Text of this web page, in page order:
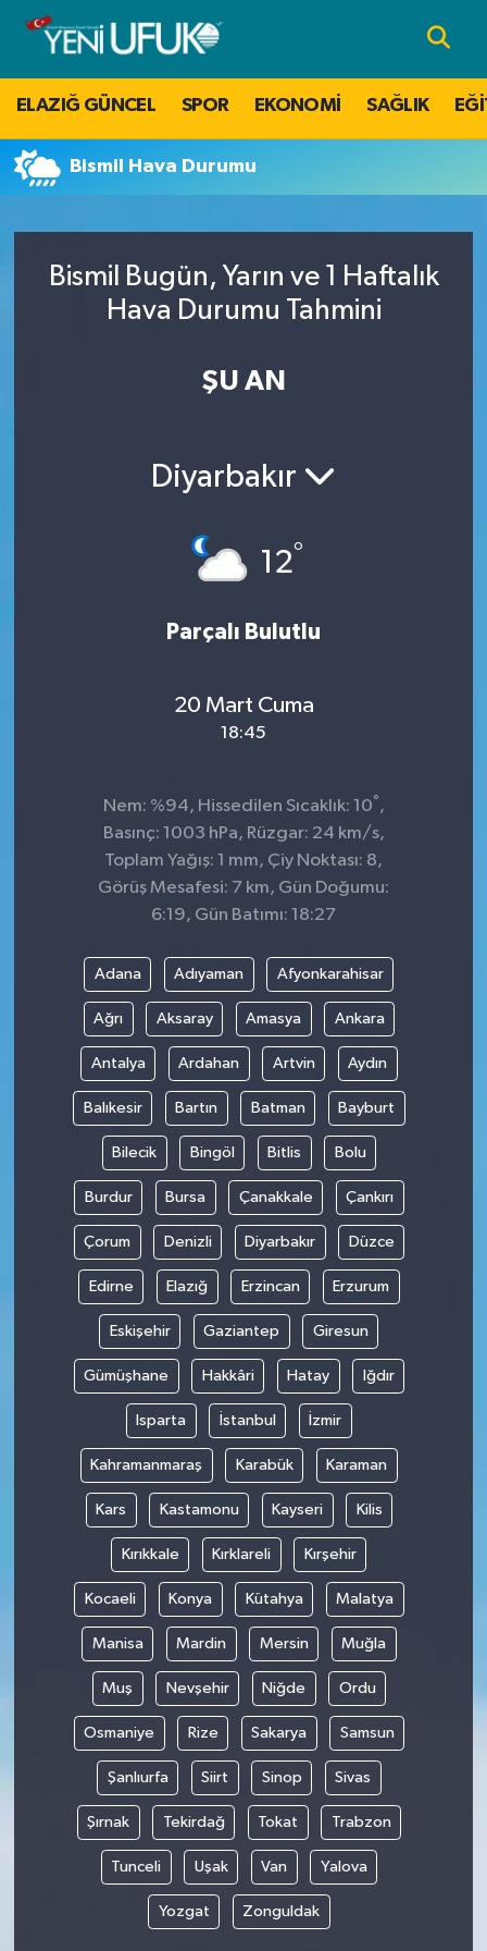
ELAZIĞ GÜNCEL SPOR EKONOMİ SAĞLIK
Bismil Hava Durumu
Bismil Bugün, Yarın ve 1 Haftalık
Hava Durumu Tahmini
ŞU AN
Diyarbakır
12°
Parçalı Bulutlu
20 Mart Cuma
18:45
Nem: %94, Hissedilen Sıcaklık: 10° ,
Basınç: 1003 hPa, Rüzgar: 24 km/s,
Toplam Yağış: 1 mm, Çiy Noktası: 8,
Görüş Mesafesi: 7 km, Gün Doğumu:
6:19, Gün Batımı: 18:27
Adana Adıyaman Afyonkarahisar
Ağrı Aksaray Amasya Ankara
Antalya Ardahan Artvin Aydın
Balıkesir Bartın Batman Bayburt
Bilecik Bingöl Bitlis Bolu
Burdur Bursa Çanakkale Çankırı
Çorum Denizli Diyarbakır Düzce
Edirne Elazığ Erzincan Erzurum
Eskişehir Gaziantep Giresun
Gümüşhane Hakkâri Hatay Iğdır
Isparta İstanbul İzmir
Kahramanmaraş Karabük Karaman
Kars Kastamonu Kayseri Kilis
Kırıkkale Kırklareli Kırşehir
Kocaeli Konya Kütahya Malatya
Manisa Mardin Mersin Muğla
Muş Nevşehir Niğde Ordu
Osmaniye Rize Sakarya Samsun
Şanlıurfa Siirt Sinop Sivas
Şırnak Tekirdağ Tokat Trabzon
Tunceli Uşak Van Yalova
Yozgat Zonguldak
Nöbetçi Eczaneler
Hava Durumu
Namaz Vakitleri
Süper Lig Puan Durumu ve Fikstür
Haber Arşivi